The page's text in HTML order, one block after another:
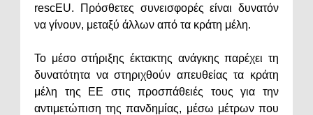
rescEU. Πρόσθετες συνεισφορές είναι δυνατόν
να γίνουν, μεταξύ άλλων από τα κράτη μέλη.
Το μέσο στήριξης έκτακτης ανάγκης παρέχει τη
δυνατότητα να στηριχθούν απευθείας τα κράτη
μέλη της ΕΕ στις προσπάθειές τους για την
αντιμετώπιση της πανδημίας, μέσω μέτρων που